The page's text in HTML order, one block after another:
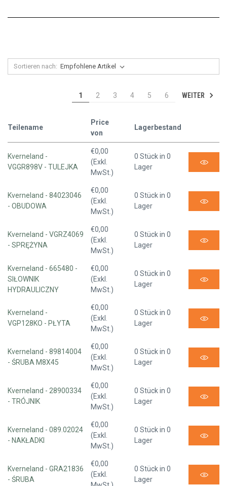
Sortieren nach:
1 2 3 4 5 6 WEITER
Teilename
Price
von
Lagerbestand
Kverneland -
VGGR898V - TULEJKA
€0,00
(Exkl.
MwSt.)
0 Stück in 0
Lager
Kverneland - 84023046
- OBUDOWA
€0,00
(Exkl.
MwSt.)
0 Stück in 0
Lager
Kverneland - VGRZ4069
- SPRĘŻYNA
€0,00
(Exkl.
MwSt.)
0 Stück in 0
Lager
Kverneland - 665480 -
SIŁOWNIK
HYDRAULICZNY
€0,00
(Exkl.
MwSt.)
0 Stück in 0
Lager
Kverneland -
VGP128KO - PŁYTA
€0,00
(Exkl.
MwSt.)
0 Stück in 0
Lager
Kverneland - 89814004
- ŚRUBA M8X45
€0,00
(Exkl.
MwSt.)
0 Stück in 0
Lager
Kverneland - 28900334
- TRÓJNIK
€0,00
(Exkl.
MwSt.)
0 Stück in 0
Lager
Kverneland - 089.02024
- NAKŁADKI
€0,00
(Exkl.
MwSt.)
0 Stück in 0
Lager
Kverneland - GRA21836
- ŚRUBA
€0,00
(Exkl.
0 Stück in 0
Lager